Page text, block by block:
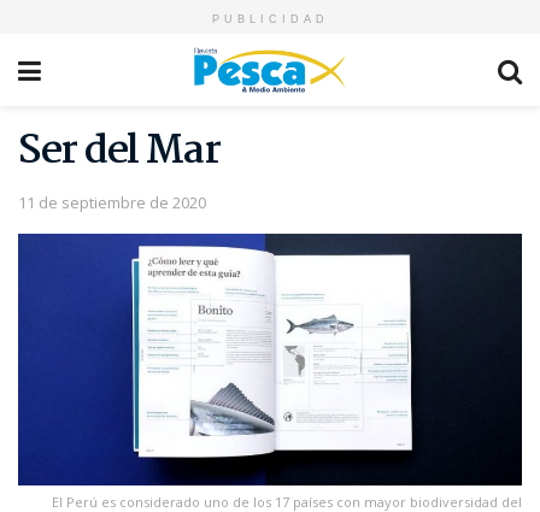
PUBLICIDAD
Ser del Mar
11 de septiembre de 2020
El Perú es considerado uno de los 17 países con mayor biodiversidad del